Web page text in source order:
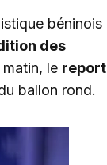
béninois
des
le report
ballon rond.